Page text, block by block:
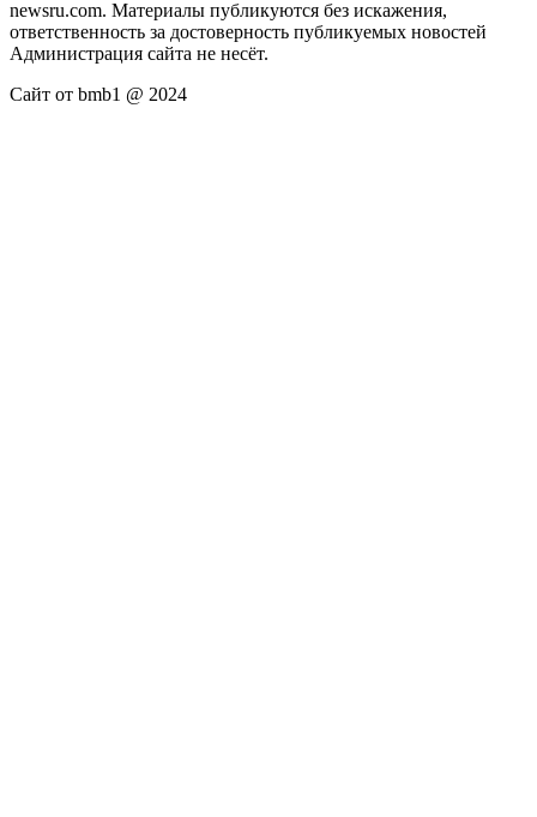
newsru.com. Материалы публикуются без искажения,
ответственность за достоверность публикуемых новостей
Администрация сайта не несёт.
Сайт от bmb1 @ 2024